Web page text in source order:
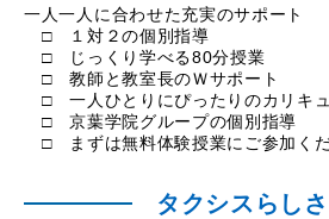
一人一人に合わせた充実のサポート
□ １対２の個別指導
□ じっくり学べる80分授業
□ 教師と教室長のＷサポート
□ 一人ひとりにぴったりのカリキ
□ 京葉学院グループの個別指導
□ まずは無料体験授業にご参加くだ
タクシスらし